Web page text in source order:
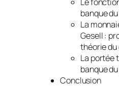
Le
banque
La
Gesell :
théorie
La portée
banque
Conclusion